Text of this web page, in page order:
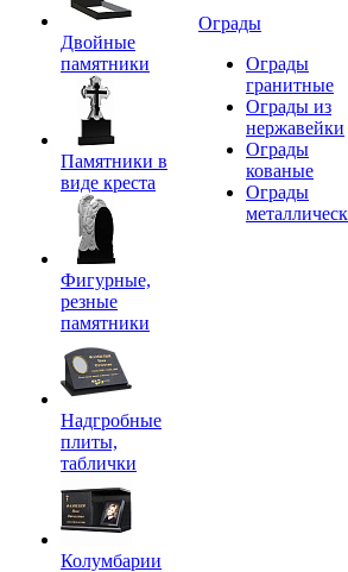
Двойные
памятники
Памятники в
виде креста
Фигурные,
резные
памятники
Надгробные
плиты,
таблички
Колумбарии
Ограды
Ограды
гранитные
Ограды из
нержавейки
Ограды
кованые
Ограды